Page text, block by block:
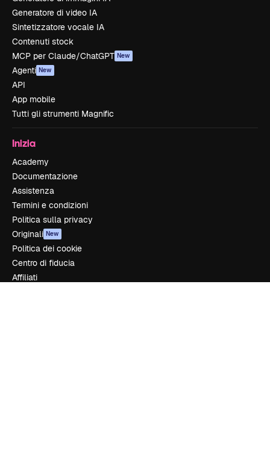
Generatore di video IA
Sintetizzatore vocale IA
Contenuti stock
MCP per Claude/ChatGPT New
Agenti New
API
App mobile
Tutti gli strumenti Magnific
Inizia
Academy
Documentazione
Assistenza
Termini e condizioni
Politica sulla privacy
Originali New
Politica dei cookie
Centro di fiducia
Affiliati